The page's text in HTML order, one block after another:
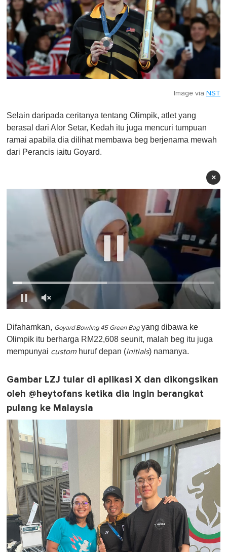
Image via NST
Selain daripada ceritanya tentang Olimpik, atlet yang
berasal dari Alor Setar, Kedah itu juga mencuri tumpuan
ramai apabila dia dilihat membawa beg berjenama mewah
dari Perancis iaitu Goyard.
×
f
1
i
t
,
Difahamkan, Goyard Bowling 45 Green Bagyang dibawa ke
Olimpik itu berharga RM22,608 seunit, malah beg itu juga
mempunyai customhuruf depan (initials) namanya.
Gambar LZJ tular di aplikasi X dan dikongsikan
oleh @heytofans ketika dia ingin berangkat
pulang ke Malaysia